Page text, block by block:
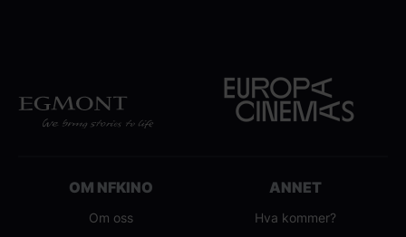
OM NFKINO
Om oss
ANNET
Hva kommer?